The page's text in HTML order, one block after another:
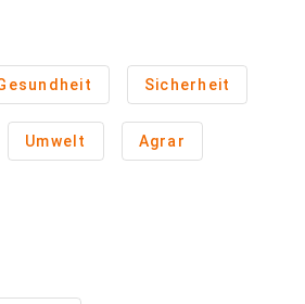
Sicherheit
Umwelt Agrar